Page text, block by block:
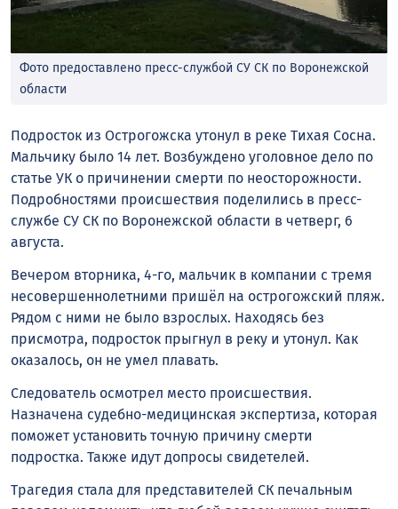
Фото предоставлено пресс-службой СУ СК по Воронежской
области
Подросток из Острогожска утонул в реке Тихая Сосна.
Мальчику было 14 лет. Возбуждено уголовное дело по
статье УК о причинении смерти по неосторожности.
Подробностями происшествия поделились в пресс-
службе СУ СК по Воронежской области в четверг, 6
августа.
Вечером вторника, 4-го, мальчик в компании с тремя
несовершеннолетними пришёл на острогожский пляж.
Рядом с ними не было взрослых. Находясь без
присмотра, подросток прыгнул в реку и утонул. Как
оказалось, он не умел плавать.
Следователь осмотрел место происшествия.
Назначена судебно-медицинская экспертиза, которая
поможет установить точную причину смерти
подростка. Также идут допросы свидетелей.
Трагедия стала для представителей СК печальным